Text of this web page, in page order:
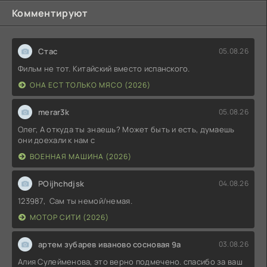
Комментируют
Стас 05.08.26
Фильм не тот. Китайский вместо испанского.
ОНА ЕСТ ТОЛЬКО МЯСО (2026)
merar3k 05.08.26
Олег, А откуда ты знаешь? Может быть и есть, думаешь
они доехали к нам с
ВОЕННАЯ МАШИНА (2026)
POijhchdjsk 04.08.26
123987, Сам ты немой/немая.
МОТОР СИТИ (2026)
артем зубарев иваново сосновая 9а 03.08.26
Алия Сулейменова, это верно подмечено. спасибо за ваш